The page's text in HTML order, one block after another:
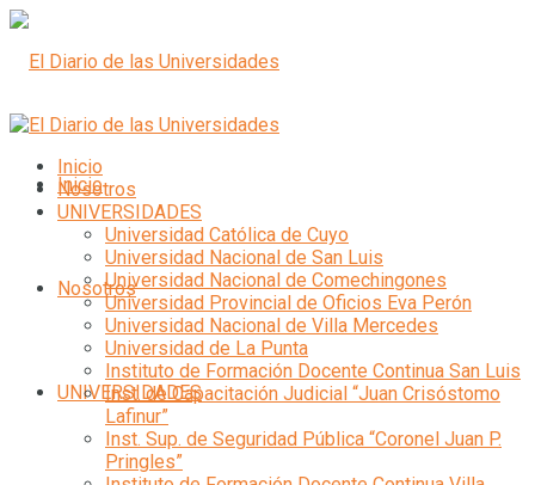
Inicio
Nosotros
UNIVERSIDADES
Inicio
Nosotros
UNIVERSIDADES
Universidad Católica de Cuyo
Universidad Nacional de San Luis
Universidad Nacional de Comechingones
Universidad Provincial de Oficios Eva Perón
Universidad Nacional de Villa Mercedes
Universidad de La Punta
Instituto de Formación Docente Continua San Luis
Inst. de Capacitación Judicial “Juan Crisóstomo
Lafinur”
Inst. Sup. de Seguridad Pública “Coronel Juan P.
Pringles”